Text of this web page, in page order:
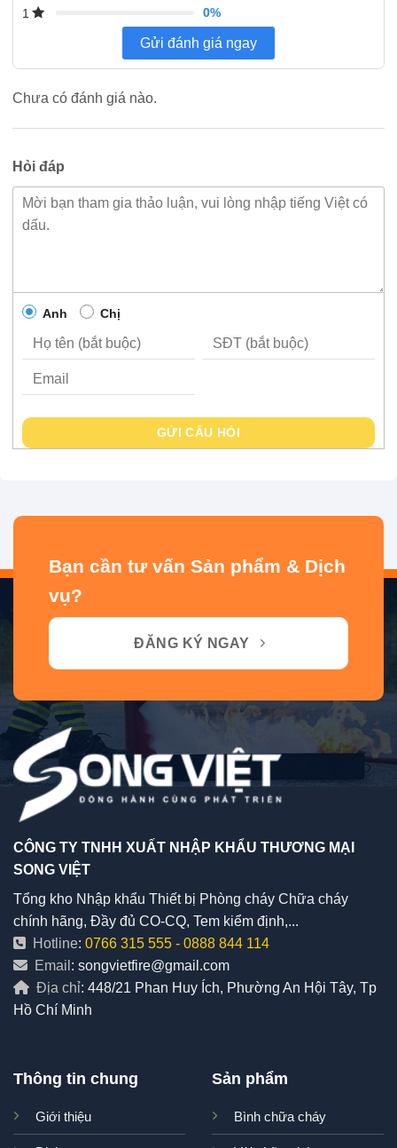
1
0%
Gửi đánh giá ngay
Chưa có đánh giá nào.
Hỏi đáp
Anh Chị
GỬI CÂU HỎI
Bạn cần tư vấn Sản phẩm & Dịch
vụ?
ĐĂNG KÝ NGAY
CÔNG TY TNHH XUẤT NHẬP KHẨU THƯƠNG MẠI
SONG VIỆT
Tổng kho Nhập khẩu Thiết bị Phòng cháy Chữa cháy
chính hãng, Đầy đủ CO-CQ, Tem kiểm định,...
Hotline: 0766 315 555 - 0888 844 114
Email : songvietfire@gmail.com
Địa chỉ: 448/21 Phan Huy Ích, Phường An Hội Tây, Tp
Hồ Chí Minh
Thông tin chung
Giới thiệu
Sản phẩm
Bình chữa cháy